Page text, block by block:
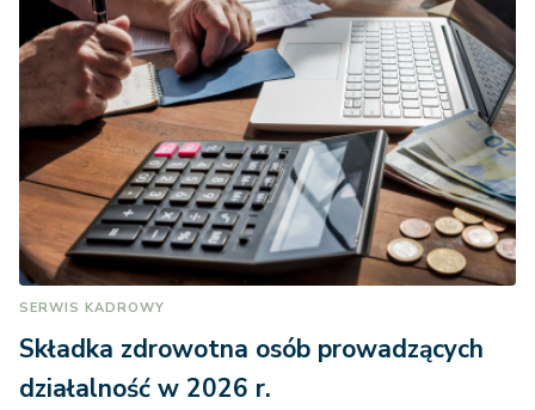
SERWIS KADROWY
Składka zdrowotna osób prowadzących
działalność w 2026 r.